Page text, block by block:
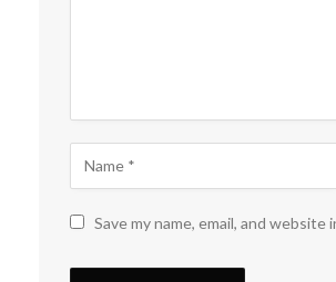
Save my name, email, and